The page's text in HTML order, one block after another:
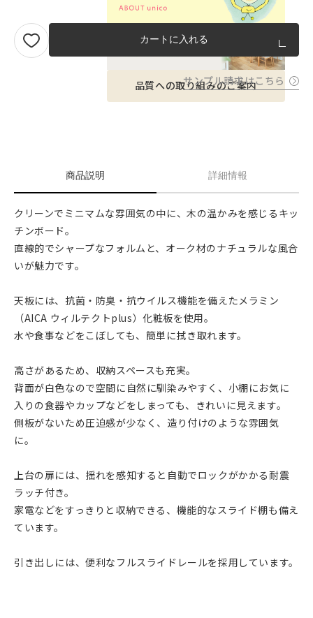
品質への取り組みのご案内
商品説明 詳細情報
クリーンでミニマムな雰囲気の中に、木の温かみを感じるキッ
チンボード。
直線的でシャープなフォルムと、オーク材のナチュラルな風合
いが魅力です。
天板には、抗菌・防臭・抗ウイルス機能を備えたメラミン
（AICA ウィルテクトplus）化粧板を使用。
水や食事などをこぼしても、簡単に拭き取れます。
高さがあるため、収納スペースも充実。
背面が白色なので空間に自然に馴染みやすく、小棚にお気に
入りの食器やカップなどをしまっても、きれいに見えます。
側板がないため圧迫感が少なく、造り付けのような雰囲気
に。
上台の扉には、揺れを感知すると自動でロックがかかる耐震
ラッチ付き。
家電などをすっきりと収納できる、機能的なスライド棚も備え
ています。
引き出しには、便利なフルスライドレールを採用しています。
カートに入れる
サンプル請求はこちら